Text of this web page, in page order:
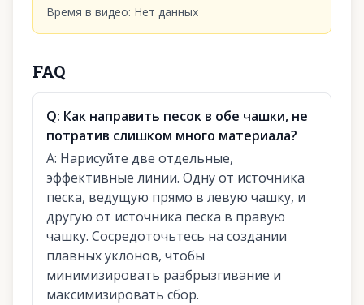
Время в видео: Нет данных
FAQ
Q: Как направить песок в обе чашки, не
потратив слишком много материала?
A: Нарисуйте две отдельные,
эффективные линии. Одну от источника
песка, ведущую прямо в левую чашку, и
другую от источника песка в правую
чашку. Сосредоточьтесь на создании
плавных уклонов, чтобы
минимизировать разбрызгивание и
максимизировать сбор.